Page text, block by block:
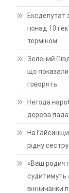
Ексдепутат
понад 10
терміном
Зелений
що
говорять
Негода
дерева
На
рідну сестру
«Ваш родич
судитимуть
вінничанки